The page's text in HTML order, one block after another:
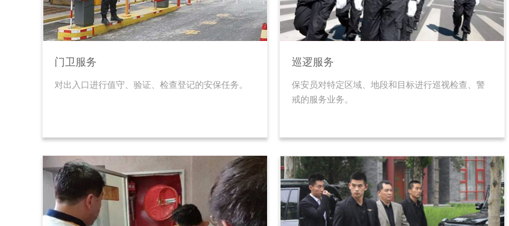
门卫服务
对出入口进行值守、验证、检查登记的安保任务。
巡逻服务
保安员对特定区域、地段和目标进行巡视检查、警
戒的服务业务。